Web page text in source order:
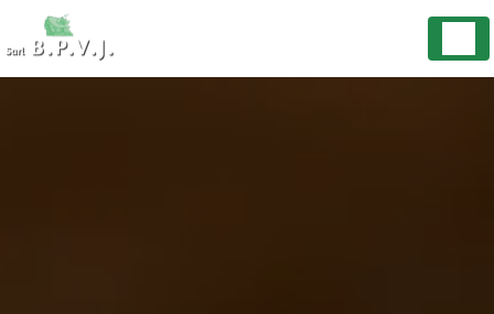
Panneau de gestion des cookies